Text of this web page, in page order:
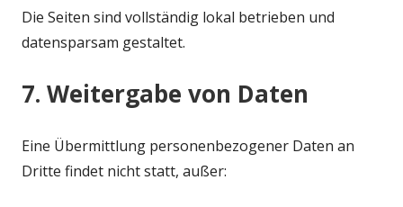
Die Seiten sind vollständig lokal betrieben und
datensparsam gestaltet.
7. Weitergabe von Daten
Eine Übermittlung personenbezogener Daten an
Dritte findet nicht statt, außer: